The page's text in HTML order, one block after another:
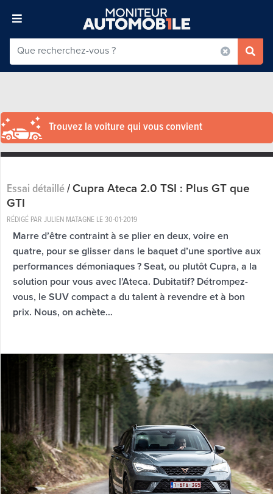
Trouvez la voiture qui vous convient
Essai détaillé/Cupra Ateca 2.0 TSI : Plus GT que
GTI
RÉDIGÉ PAR JULIEN MATAGNE LE30-01-2019
Marre d’être contraint à se plier en deux, voire en
quatre, pour se glisser dans le baquet d’une sportive aux
performances démoniaques ? Seat, ou plutôt Cupra, a la
solution pour vous avec l’Ateca. Dubitatif? Détrompez-
vous, le SUV compact a du talent à revendre et à bon
prix. Nous, on achète…